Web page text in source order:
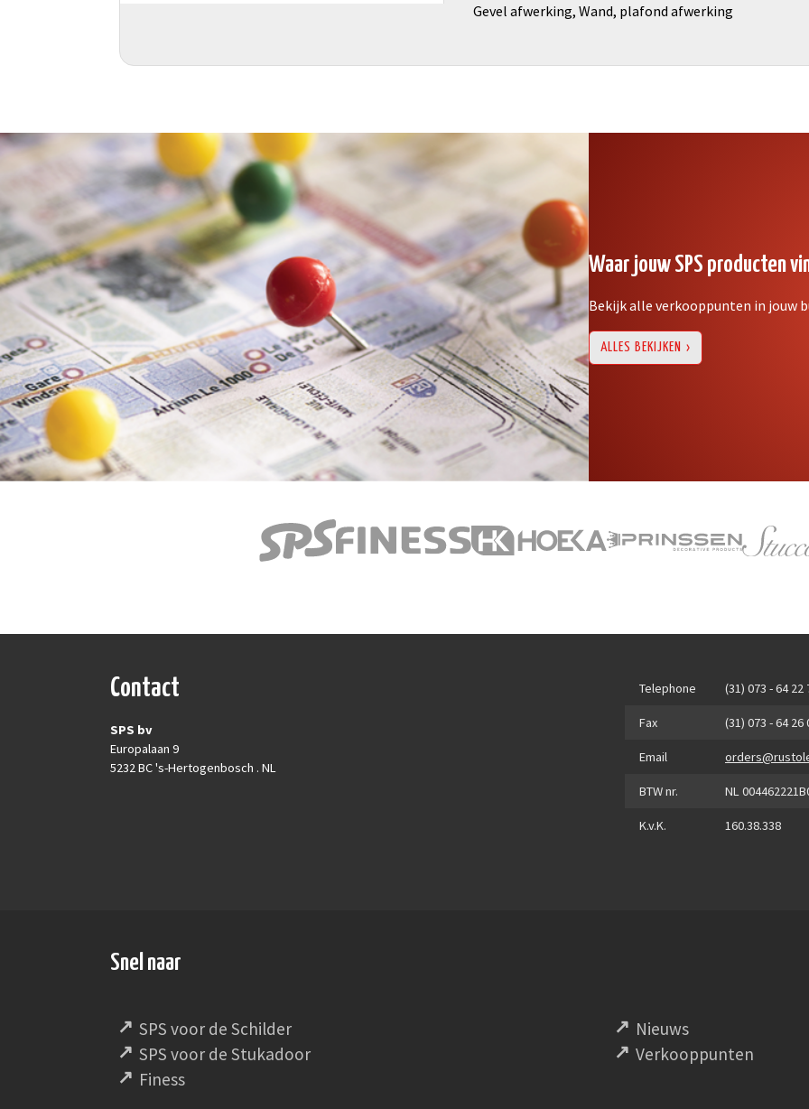
Gevel afwerking, Wand, plafond afwerking
Waar jouw SPS producten
Bekijk alle verkooppunten in jouw
ALLES BEKIJKEN
Contact
SPS bv
Europalaan 9
5232 BC 's-Hertogenbosch . NL
Telephone (31) 073 - 64 22
Fax (31) 073 - 64 26
Email
BTW nr. NL
K.v.K. 160.38.338
Snel naar
SPS voor de Schilder
SPS voor de Stukadoor
Finess
Nieuws
Verkooppunten